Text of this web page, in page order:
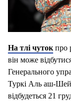
На тлі чутокпро
він може
Генерального
Туркі Аль аш-
відбудеться 21